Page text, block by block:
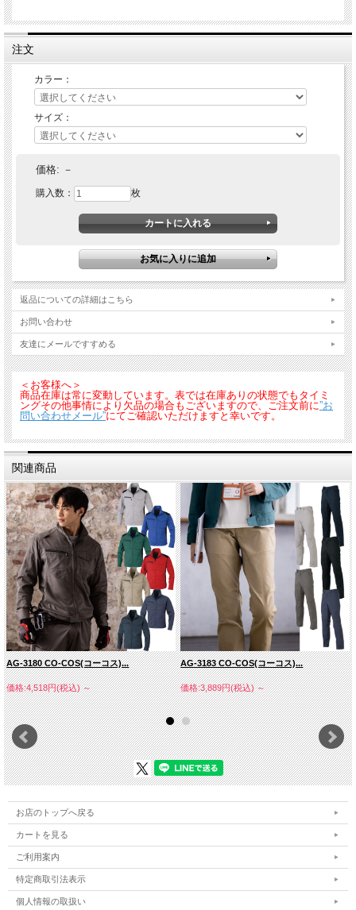
ワーカーとともに20年間で培ったアンドレの機能性×15年間で磨き上げた
GLADIATOR®のデザイン性が融合したコラボモデル。次世代T/Cが織りなす強度と
ストレッチ性は多彩なワークスタイルにアジャストする逸品。
注文
カラー：
サイズ：
価格: －
購入数： 枚
返品についての詳細はこちら
お問い合わせ
友達にメールですすめる
＜お客様へ＞
商品在庫は常に変動しています。表では在庫ありの状態でもタイミ
ングその他事情により欠品の場合もございますので、ご注文前に”お
問い合わせメール”にてご確認いただけますと幸いです。
関連商品
AG-3180 CO-COS(コーコス)...
価格:4,518円(税込)～
AG-3183 CO-COS(コーコス)...
価格:3,889円(税込)～
お店のトップへ戻る
カートを見る
ご利用案内
特定商取引法表示
個人情報の取扱い